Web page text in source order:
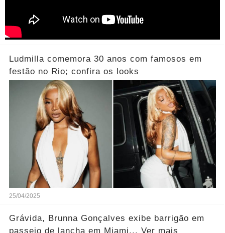
Ludmilla comemora 30 anos com famosos em
festão no Rio; confira os looks
25/04/2025
Grávida, Brunna Gonçalves exibe barrigão em
passeio de lancha em Miami... Ver mais